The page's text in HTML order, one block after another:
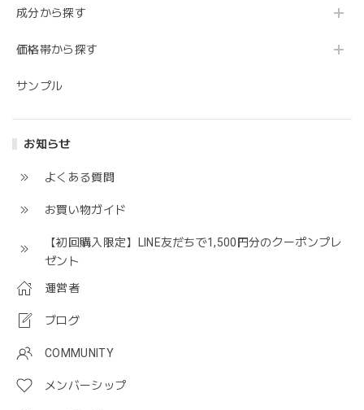
成分から探す
価格帯から探す
サンプル
お知らせ
よくある質問
お買い物ガイド
【初回購入限定】LINE友だちで1,500円分のクーポンプレ
ゼント
運営者
ブログ
COMMUNITY
メンバーシップ